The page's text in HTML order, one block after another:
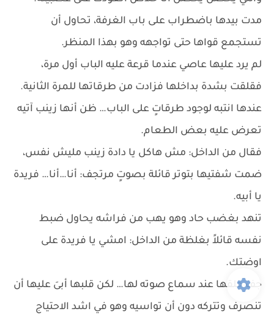
مدت بيدها باضطراب على باب الغرفة، تحاول أن
تستجمع قواها حتى تواجهه وهو بهذا المنظر.
لم يرد عليها عاصي عندما قرعة عليه الباب أول مرة،
فقلقت بشدة بداخلها فزادت من طرقاتها للمرة الثانية.
عندها انتبه لوجود طرقاتٍ على الباب… ظن أنها زينب آتيه
تعرض عليه بعض الطعام.
فقال من الداخل: مش هاكل يا دادة زينب مليش نفس،
ضمت شفتيها بتوتر قائلة بصوتٍ مرتجف: أنا…أنا… فريدة
يا أبيه.
تنهد بغضب حاد وهو يهب من فراشه يحاول ضبط
نفسه قائلاً بغلظة من الداخل: امشي يا فريدة على
اوضتك.
جف حلقها عند سماع صوته لها… لكن قلبها أبىَ عليها أن
تنصرف وتتركه دون أن تواسيه وهو في اشد الاحتياج